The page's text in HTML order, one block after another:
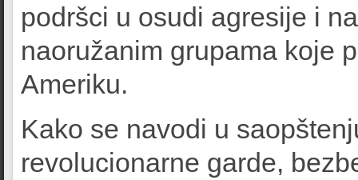
podršci u osudi agresije i
naoružanim grupama koje
Ameriku.
Kako se navodi u
revolucionarne garde,